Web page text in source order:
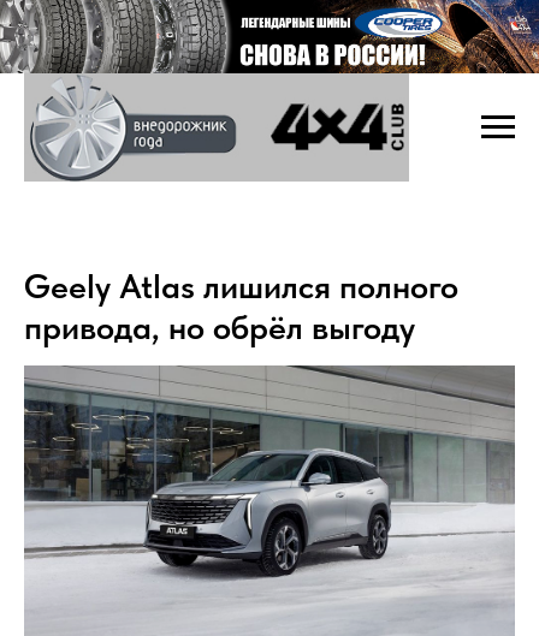
Geely Atlas лишился полного
привода, но обрёл выгоду